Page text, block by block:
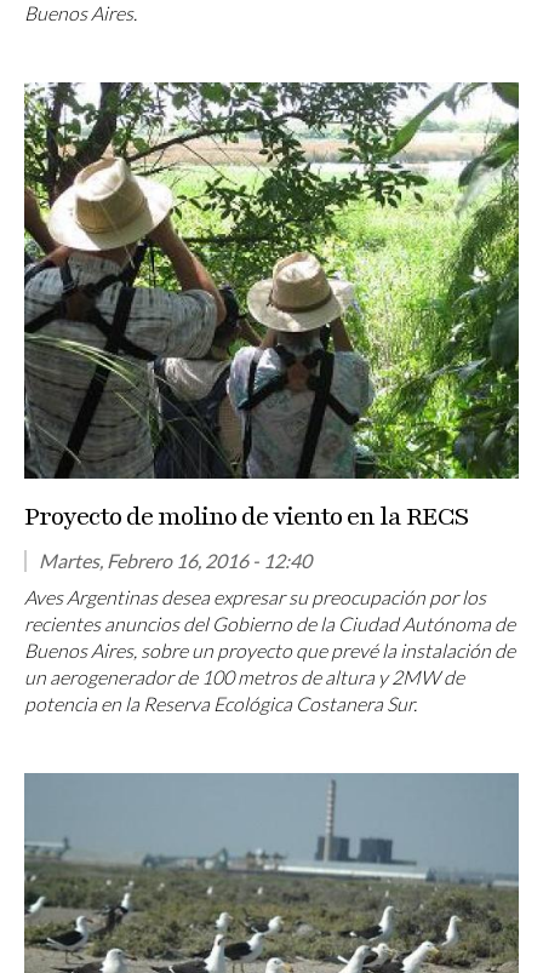
Buenos Aires.
Proyecto de molino de viento en la RECS
Martes, Febrero 16, 2016 - 12:40
Aves Argentinas desea expresar su preocupación por los
recientes anuncios del Gobierno de la Ciudad Autónoma de
Buenos Aires, sobre un proyecto que prevé la instalación de
un aerogenerador de 100 metros de altura y 2MW de
potencia en la Reserva Ecológica Costanera Sur.